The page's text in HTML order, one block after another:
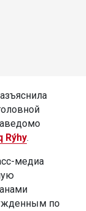
Rýhy.
медиа
по